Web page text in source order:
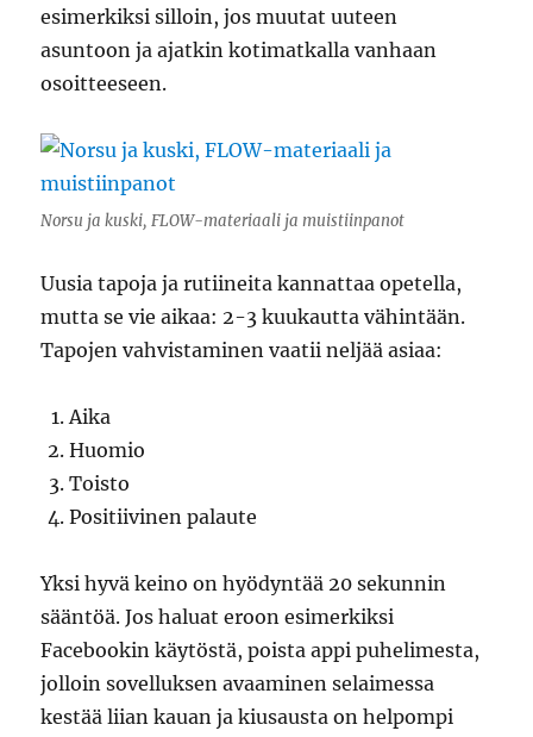
esimerkiksi silloin, jos muutat uuteen
asuntoon ja ajatkin kotimatkalla vanhaan
osoitteeseen.
Norsu ja kuski, FLOW-materiaali ja muistiinpanot
Uusia tapoja ja rutiineita kannattaa opetella,
mutta se vie aikaa: 2-3 kuukautta vähintään.
Tapojen vahvistaminen vaatii neljää asiaa:
Aika
Huomio
Toisto
Positiivinen palaute
Yksi hyvä keino on hyödyntää 20 sekunnin
sääntöä. Jos haluat eroon esimerkiksi
Facebookin käytöstä, poista appi puhelimesta,
jolloin sovelluksen avaaminen selaimessa
kestää liian kauan ja kiusausta on helpompi